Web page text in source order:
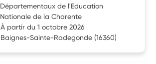
Départementaux de l'Education
Nationale de la Charente
À partir du 1 octobre 2026
Baignes-Sainte-Radegonde (16360)